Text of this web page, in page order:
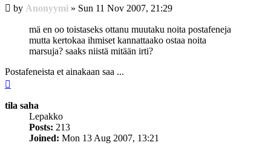
Post
by Anonyymi » Sun 11 Nov 2007, 21:29
mä en oo toistaseks ottanu muutaku noita postafeneja
mutta kertokaa ihmiset kannattaako ostaa noita
marsuja? saaks niistä mitään irti?
Postafeneista et ainakaan saa ...
tila saha
Lepakko
Posts: 213
Joined: Mon 13 Aug 2007, 13:21